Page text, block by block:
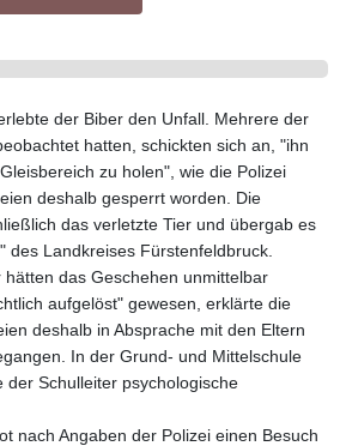
der Biber den Unfall. Mehrere der
hatten, schickten sich an, "ihn
zu holen", wie die Polizei
deshalb gesperrt worden. Die
das verletzte Tier und übergab es
des Landkreises Fürstenfeldbruck.
das Geschehen unmittelbar
aufgelöst" gewesen, erklärte die
deshalb in Absprache mit den Eltern
In der Grund- und Mittelschule
der Schulleiter psychologische
nach Angaben der Polizei einen Besuch